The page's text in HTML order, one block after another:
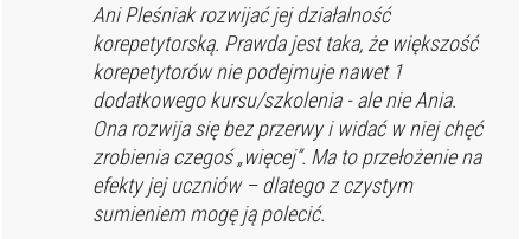
Ani Pleśniak rozwijać jej działalność
korepetytorską. Prawda jest taka, że większość
korepetytorów nie podejmuje nawet 1
dodatkowego kursu/szkolenia - ale nie Ania.
Ona rozwija się bez przerwy i widać w niej chęć
zrobienia czegoś „więcej”. Ma to przełożenie na
efekty jej uczniów – dlatego z czystym
sumieniem mogę ją polecić.